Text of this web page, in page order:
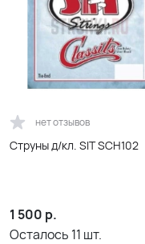
нет отзывов
Струны д/кл. SIT SCH102
1 500 р.
Осталось 11 шт.